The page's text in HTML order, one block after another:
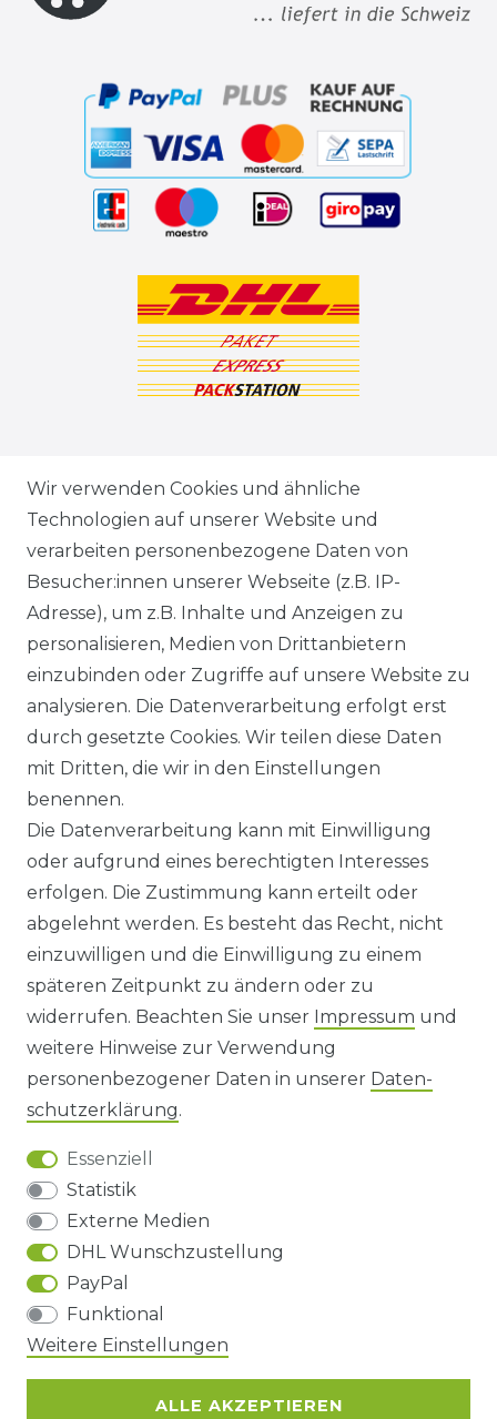
VERSANDARTEN & -KOSTEN
GEWERBETREIBENDE?
HILFE
KONTAKT
ANFAHRT
WIDERRUFS­FORMULAR
HINWEISE ZUR BATTERIEENTSORGUNG
IMPRESSUM
AGB UND KUNDENINFORMATIONEN
DATENSCHUTZERKLÄRUNG
BARRIEREFREIHEIT
Impressum Daten­schutz­erklärung
Barrierefreiheitserklärung
Wir verwenden Cookies und ähnliche
Technologien auf unserer Website und
verarbeiten personenbezogene Daten von
Besucher:innen unserer Webseite (z.B. IP-
Adresse), um z.B. Inhalte und Anzeigen zu
personalisieren, Medien von Drittanbietern
einzubinden oder Zugriffe auf unsere Website zu
analysieren. Die Datenverarbeitung erfolgt erst
durch gesetzte Cookies. Wir teilen diese Daten
mit Dritten, die wir in den Einstellungen
benennen.
Die Datenverarbeitung kann mit Einwilligung
oder aufgrund eines berechtigten Interesses
erfolgen. Die Zustimmung kann erteilt oder
abgelehnt werden. Es besteht das Recht, nicht
einzuwilligen und die Einwilligung zu einem
späteren Zeitpunkt zu ändern oder zu
widerrufen. Beachten Sie unser Impressum und
weitere Hinweise zur Verwendung
personenbezogener Daten in unserer Daten­
schutz­erklärung.
Essenziell
Statistik
Externe Medien
DHL Wunschzustellung
PayPal
Funktional
Weitere Einstellungen
ALLE AKZEPTIEREN